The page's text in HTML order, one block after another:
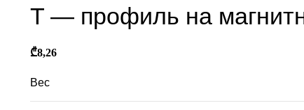
T — профиль на
₾8,26
Вес